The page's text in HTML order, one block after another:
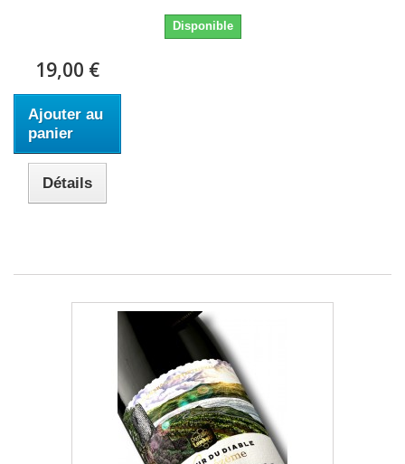
Disponible
19,00 €
Ajouter au
panier
Détails